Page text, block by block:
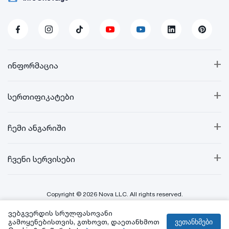
• სინთეტიკური;
• თბოსაიზოლაცია;
+
ინფორმაცია
+
სერთიფიკატები
+
ჩემი ანგარიში
+
ჩვენი სერვისები
Copyright © 2026 Nova LLC. All rights reserved.
Created By:
ვებგვერდის სრულფასოვანი
გამოყენებისთვის, გთხოვთ, დაეთანხმოთ
ვეთანხმები